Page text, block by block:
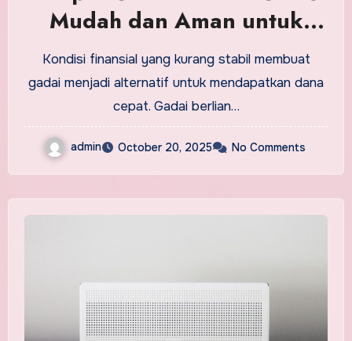
Mudah dan Aman untuk
Keuangan
Kondisi finansial yang kurang stabil membuat
gadai menjadi alternatif untuk mendapatkan dana
cepat. Gadai berlian…
admin October 20, 2025 No Comments